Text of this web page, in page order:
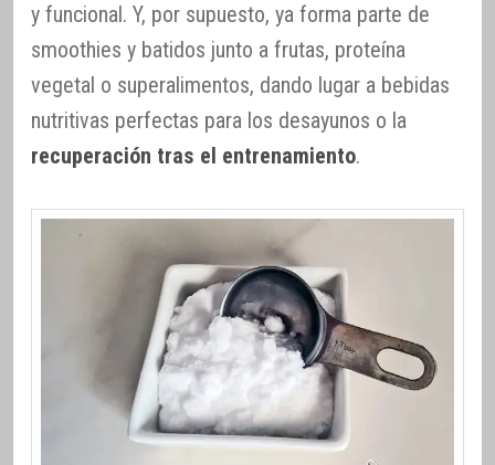
y funcional. Y, por supuesto, ya forma parte de
smoothies y batidos junto a frutas, proteína
vegetal o superalimentos, dando lugar a bebidas
nutritivas perfectas para los desayunos o la
recuperación tras el entrenamiento.